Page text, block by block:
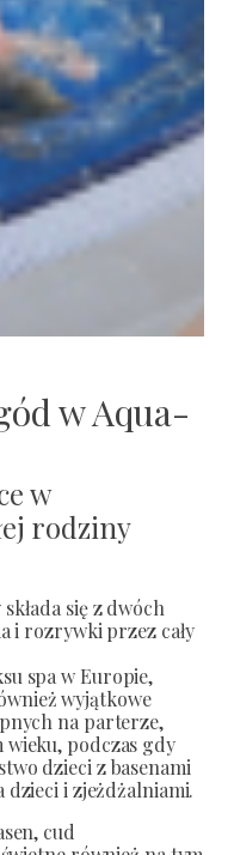
w Aqua-
w
rodziny
się z dwóch
i rozrywki przez cały
spa w Europie,
wyjątkowe
na parterze,
podczas gdy
dzieci z basenami
i zjeżdżalniami.
cud